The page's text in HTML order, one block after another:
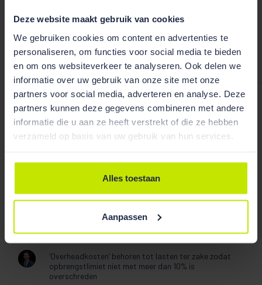
Deze website maakt gebruik van cookies
We gebruiken cookies om content en advertenties te
personaliseren, om functies voor social media te bieden
en om ons websiteverkeer te analyseren. Ook delen we
informatie over uw gebruik van onze site met onze
partners voor social media, adverteren en analyse. Deze
partners kunnen deze gegevens combineren met andere
informatie die u aan ze heeft verstrekt of die ze hebben
verzameld op basis van uw gebruik van hun services.
Alles toestaan
Aanpassen
Willem Van der Werf
Bekijk team
overzicht
‘Overheadkosten’ behoren tot lasten ter zake zodat
opbrengstlimiet niet met meer dan 10% is
overschreden